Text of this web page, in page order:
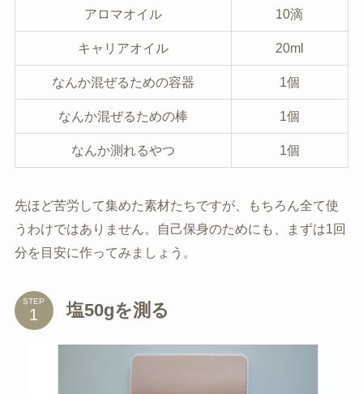
アロマオイル 10滴
キャリアオイル 20ml
なんか混ぜるための容器 1個
なんか混ぜるための棒 1個
なんか測れるやつ 1個
先ほど苦労して集めた素材たちですが、もちろん全て使
うわけではありません。自己保身のためにも、まずは1回
分を目安に作ってみましょう。
STEP 塩50gを測る